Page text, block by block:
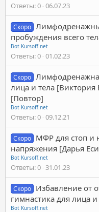
Ответы 0 06.07.23
Скоро
пробуждения всего
Bot Kursoff.net
Ответы 0 01.02.23
Скоро
лица и тела
[Повтор]
Bot Kursoff.net
Ответы 0 09.12.21
Скоро МФР для стоп и
напряжения [Дарья
Bot Kursoff.net
Ответы 0 31.01.23
Скоро Избавление от
гимнастика для лица
Bot Kursoff.net